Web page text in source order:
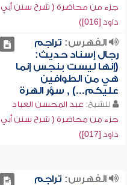
جزء من محاضرة ( شرح سنن أبي
داود [016])
الفهرس: تراجم
رجال إسناد حديث:
(إنها ليست بنجس إنما
هي من الطوافين
عليكم...) , سؤر الهرة
للشيخ: عبد المحسن العباد
جزء من محاضرة ( شرح سنن أبي
داود [017])
الفهرس: تراجم